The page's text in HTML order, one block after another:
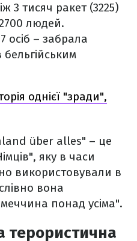
3 тисяч ракет (3225)
людей.
осіб – забрала
однієї "зради",
über alles" – це
яку в часи
використовували в
вона
понад усіма".
терористична